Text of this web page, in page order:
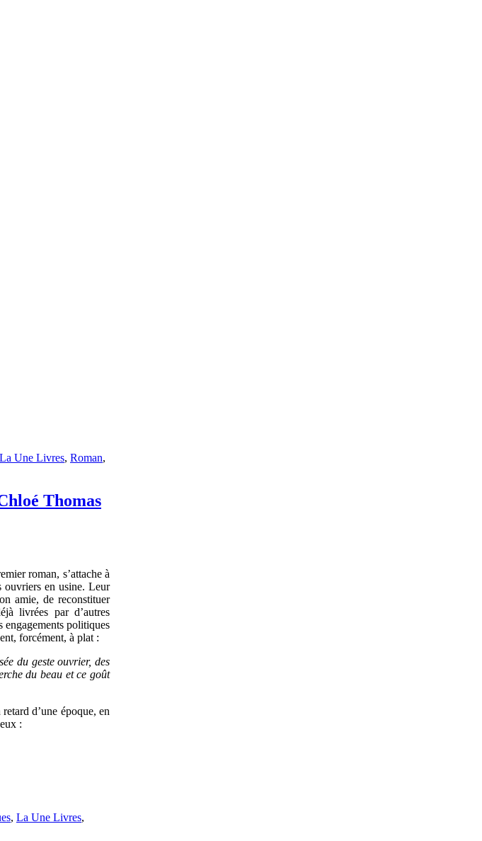
La Une Livres, Roman,
Thomas
roman, s’attache à
ouvriers en usine. Leur
amie, de reconstituer
livrées par d’autres
engagements politiques
forcément, à plat :
du geste ouvrier, des
du beau et ce goût
d’une époque, en
:
, La Une Livres,